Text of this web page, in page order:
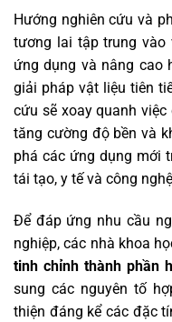
Hướng nghiên cứu và
tương lai tập trung vào
ứng dụng và nâng cao
giải pháp vật liệu tiên
cứu sẽ xoay quanh
tăng cường độ bền và
phá các ứng dụng mới
tái tạo, y tế và công
Để đáp ứng nhu cầu
nghiệp, các nhà khoa
tinh chỉnh thành phần
sung các nguyên tố
thiện đáng kể các đặc